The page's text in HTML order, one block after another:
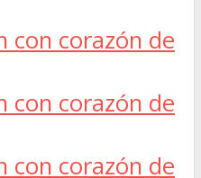
con corazón de
con corazón de
con corazón de